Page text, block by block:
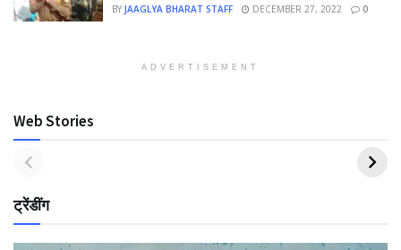
BY JAAGLYA BHARAT STAFF DECEMBER 27, 2022 0
ADVERTISEMENT
Web Stories
ट्रेंडींग